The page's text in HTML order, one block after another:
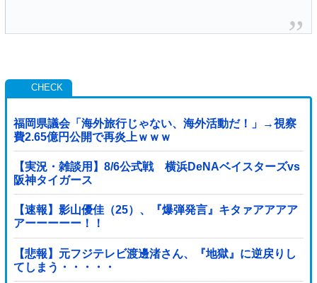
福岡県議会「海外旅行じゃない、海外活動だ！」→視察
費2.65億円公開で再炎上ｗｗｗ
【実況・雑談用】8/6公式戦 横浜DeNAベイスターズvs
阪神タイガース
【速報】影山優佳（25）、『爆弾発言』キタァアアアア
アーーーーー！！
【悲報】元フジテレビ渡邊渚さん、『地獄』に逆戻りし
てしまう・・・・・